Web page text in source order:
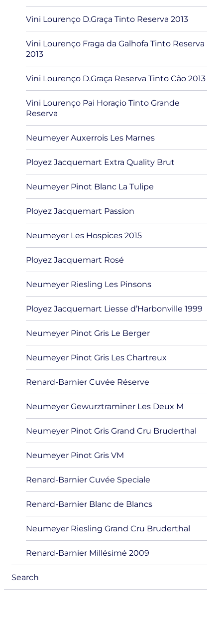
Vini Lourenço D.Graça Tinto Reserva 2013
Vini Lourenço Fraga da Galhofa Tinto Reserva
2013
Vini Lourenço D.Graça Reserva Tinto Cão 2013
Vini Lourenço Pai Horaçio Tinto Grande
Reserva
Neumeyer Auxerrois Les Marnes
Ployez Jacquemart Extra Quality Brut
Neumeyer Pinot Blanc La Tulipe
Ployez Jacquemart Passion
Neumeyer Les Hospices 2015
Ployez Jacquemart Rosé
Neumeyer Riesling Les Pinsons
Ployez Jacquemart Liesse d’Harbonville 1999
Neumeyer Pinot Gris Le Berger
Neumeyer Pinot Gris Les Chartreux
Renard-Barnier Cuvée Réserve
Neumeyer Gewurztraminer Les Deux M
Neumeyer Pinot Gris Grand Cru Bruderthal
Neumeyer Pinot Gris VM
Renard-Barnier Cuvée Speciale
Renard-Barnier Blanc de Blancs
Neumeyer Riesling Grand Cru Bruderthal
Renard-Barnier Millésimé 2009
Search